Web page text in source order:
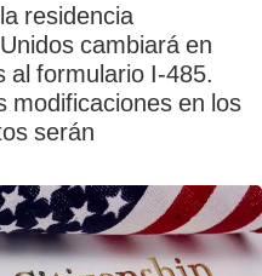
residencia
cambiará en
al formulario I-485.
modificaciones en los
serán